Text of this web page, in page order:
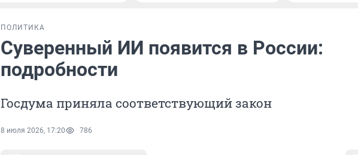
ПОЛИТИКА
Суверенный ИИ появится в России:
подробности
Госдума приняла соответствующий закон
8 июля 2026, 17:20 786